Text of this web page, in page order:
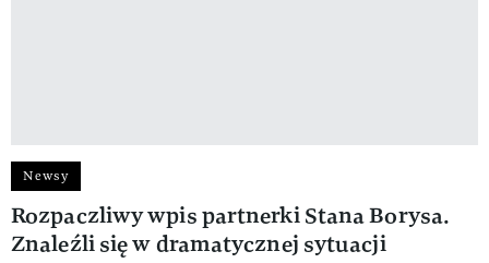
Newsy
Rozpaczliwy wpis partnerki Stana Borysa.
Znaleźli się w dramatycznej sytuacji